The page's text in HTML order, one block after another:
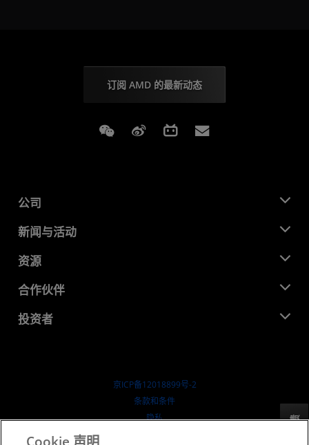
订阅 AMD 的最新动态
Weixin Weibo Bilibili
公司
关于 AMD
企业责任
就业机会
联系我们
新闻与活动
新闻中心
媒体库
资源
开发中心
成功案例
合作伙伴
AMD 合作伙伴中心
投资者
SEC 报告
京ICP备12018899号-2
​条款和条件
隐私
反馈
Cookie 声明